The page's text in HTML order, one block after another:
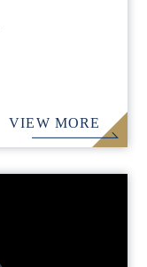
VIEW MORE